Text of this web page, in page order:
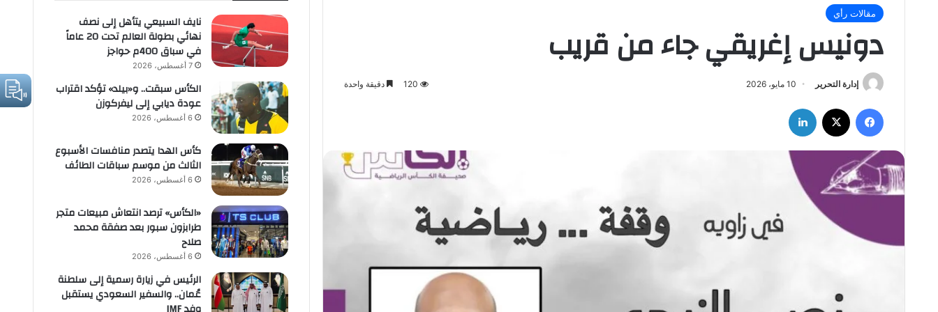
مقالات رأي
دونيس إغريقي جاء من قريب
إدارة التحرير 10 مايو، 2026 120 دقيقة واحدة
نايف السبيعي يتأهل إلى نصف
نهائي بطولة العالم تحت 20 عاماً
في سباق 400م حواجز
7 أغسطس، 2026
الكأس سبقت.. و«بيلد» تؤكد اقتراب
عودة ديابي إلى ليفركوزن
6 أغسطس، 2026
كأس الهدا يتصدر منافسات الأسبوع
الثالث من موسم سباقات الطائف
6 أغسطس، 2026
«الكأس» ترصد انتعاش مبيعات متجر
طرابزون سبور بعد صفقة محمد
صلاح
6 أغسطس، 2026
الرئيس في زيارة رسمية إلى سلطنة
عُمان.. والسفير السعودي يستقبل